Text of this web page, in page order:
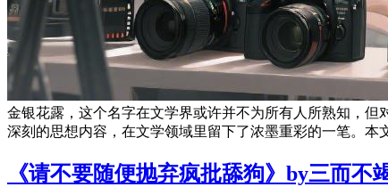
金银花露，这个名字在文学界或许并不为所有人所熟知，
深刻的思想内容，在文学领域里留下了浓墨重彩的一笔。本
《请不要随便抛弃疯批舔狗》by三而